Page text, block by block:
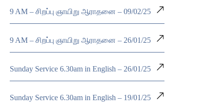
9 AM – சிறப்பு ஞாயிறு ஆராதனை – 09/02/25
9 AM – சிறப்பு ஞாயிறு ஆராதனை – 26/01/25
Sunday Service 6.30am in English – 26/01/25
Sunday Service 6.30am in English – 19/01/25